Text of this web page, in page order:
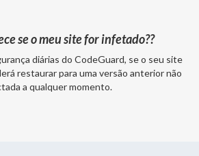
se o meu site for infetado??
diárias do CodeGuard, se o seu site
restaurar para uma versão anterior não
a qualquer momento.